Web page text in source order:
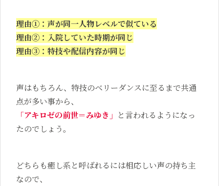
理由①：声が同一人物レベルで似ている
理由②：入院していた時期が同じ
理由③：特技や配信内容が同じ
声はもちろん、特技のベリーダンスに至るまで共通
点が多い事から、
「アキロゼの前世＝みゆき」 と言われるようになっ
たのでしょう。
どちらも癒し系と呼ばれるには相応しい声の持ち主
なので、